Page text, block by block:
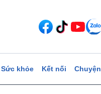
Sức khỏe Kết nối